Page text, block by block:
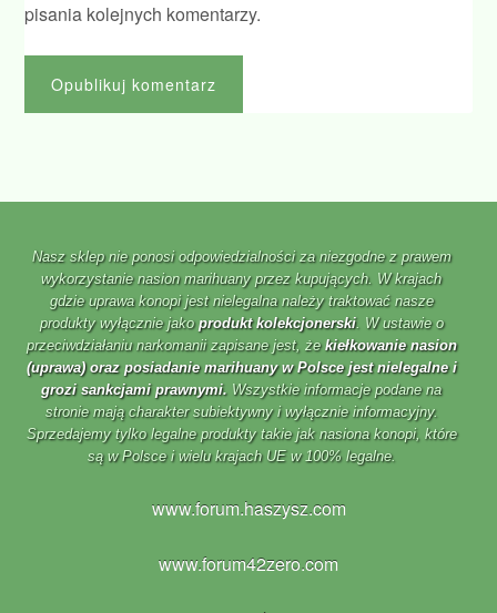
pisania kolejnych komentarzy.
Nasz sklep nie ponosi odpowiedzialności za niezgodne z prawem
wykorzystanie nasion marihuany przez kupujących. W krajach
gdzie uprawa konopi jest nielegalna należy traktować nasze
produkty wyłącznie jakoprodukt kolekcjonerski. W ustawie o
przeciwdziałaniu narkomanii zapisane jest, żekiełkowanie nasion
(uprawa) oraz posiadanie marihuany w Polsce jest nielegalne i
grozi sankcjami prawnymi. Wszystkie informacje podane na
stronie mają charakter subiektywny i wyłącznie informacyjny.
Sprzedajemy tylko legalne produkty takie jak nasiona konopi, które
są w Polsce i wielu krajach UE w 100% legalne.
www.forum.haszysz.com
www.forum42zero.com